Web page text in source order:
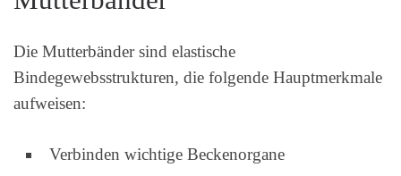
Die Mutterbänder sind elastische
Bindegewebsstrukturen, die folgende Hauptmerkmale
aufweisen:
Verbinden wichtige Beckenorgane